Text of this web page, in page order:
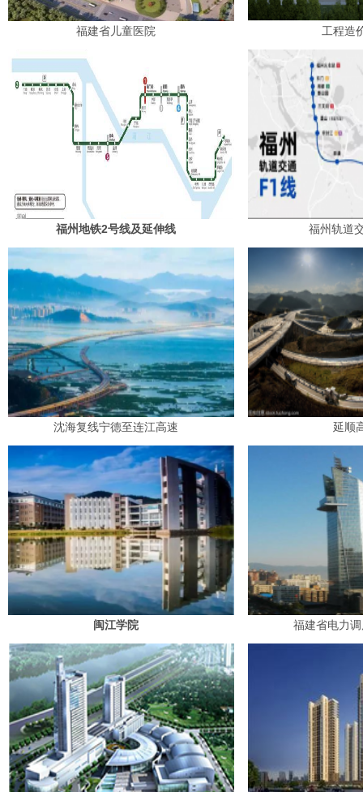
福建省儿童医院 工程
福州地铁2号线及延伸线 福州轨
沈海复线宁德至连江高速 延
闽江学院 福建省电力